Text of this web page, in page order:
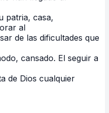
patria, casa,
al
de las dificultades que
cansado. El seguir a
de Dios cualquier